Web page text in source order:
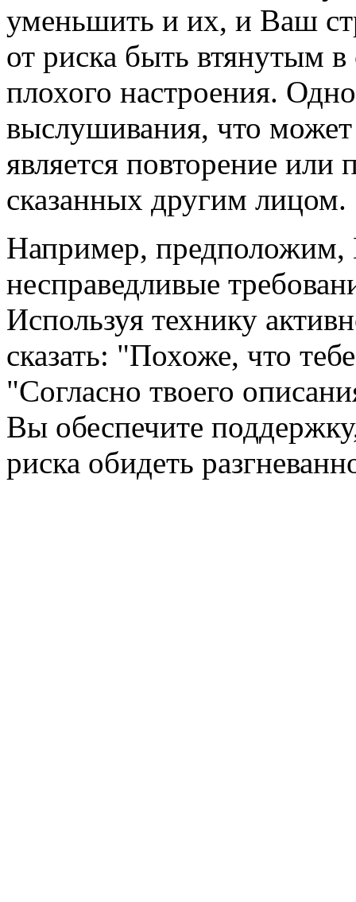
уменьшить и их, и Ваш
от риска быть втянутым
плохого настроения.
выслушивания, что
является повторение или
сказанных другим лицом.
Например, предположим,
несправедливые
Используя технику
сказать: "Похоже, что
"Согласно твоего
Вы обеспечите
риска обидеть